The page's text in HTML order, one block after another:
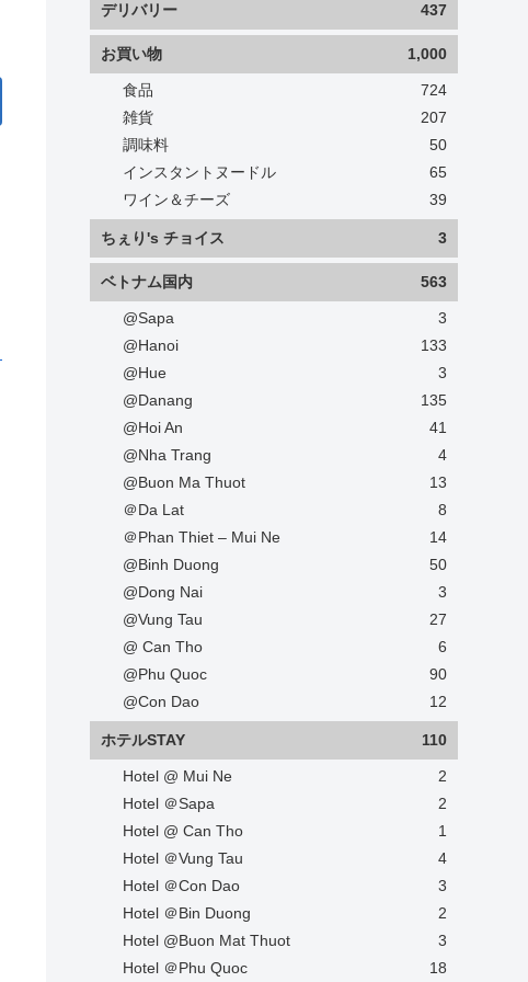
デリバリー 437
お買い物 1,000
食品
724
雑貨
207
調味料
50
インスタントヌードル
65
ワイン＆チーズ
39
ちぇり's チョイス 3
ベトナム国内 563
@Sapa
3
@Hanoi
133
@Hue
3
@Danang
135
@Hoi An
41
@Nha Trang
4
@Buon Ma Thuot
13
＠Da Lat
8
＠Phan Thiet – Mui Ne
14
@Binh Duong
50
@Dong Nai
3
@Vung Tau
27
@ Can Tho
6
@Phu Quoc
90
@Con Dao
12
ホテルSTAY 110
Hotel @ Mui Ne
2
Hotel ＠Sapa
2
Hotel @ Can Tho
1
Hotel ＠Vung Tau
4
Hotel ＠Con Dao
3
Hotel ＠Bin Duong
2
Hotel @Buon Mat Thuot
3
Hotel ＠Phu Quoc
18